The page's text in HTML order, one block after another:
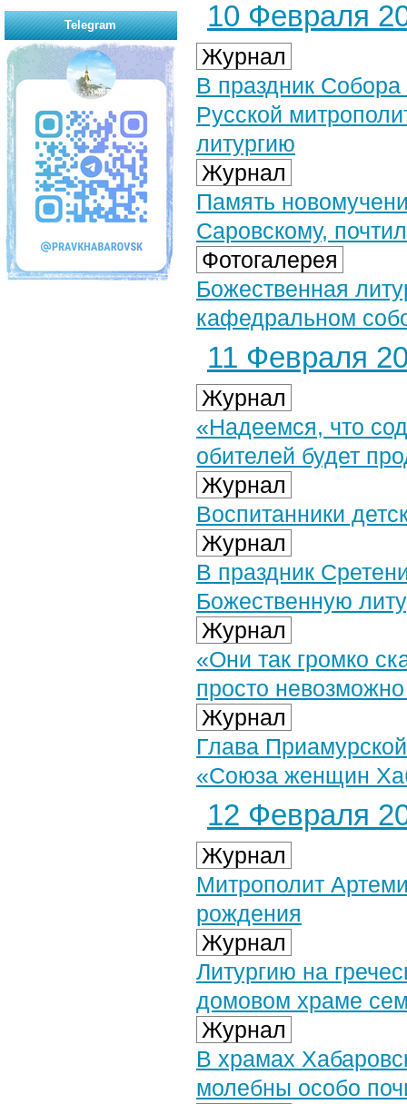
10 Февраля
Журнал
В праздник
Русской
литургию
Журнал
Память
Саровскому,
Фотогалерея
Божественная
кафедральном
11 Февраля
Журнал
«Надеемся, что
обителей будет
Журнал
Воспитанники
Журнал
В праздник
Божественную
Журнал
«Они так громко
просто
Журнал
Глава
«Союза женщин
12 Февраля
Журнал
Митрополит
рождения
Журнал
Литургию на
домовом храме
Журнал
В храмах
молебны особо
Telegram